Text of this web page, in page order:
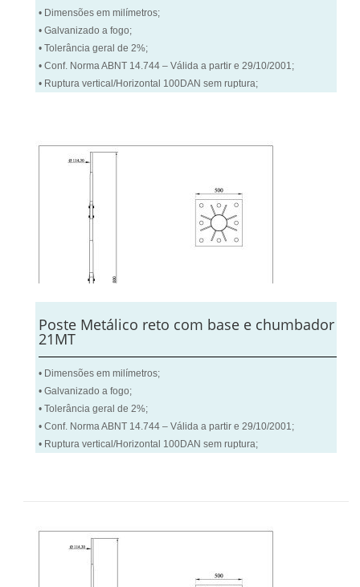
• Dimensões em milímetros;
• Galvanizado a fogo;
• Tolerância geral de 2%;
• Conf. Norma ABNT 14.744 – Válida a partir e 29/10/2001;
• Ruptura vertical/Horizontal 100DAN sem ruptura;
Poste Metálico reto com base e chumbador
21MT
• Dimensões em milímetros;
• Galvanizado a fogo;
• Tolerância geral de 2%;
• Conf. Norma ABNT 14.744 – Válida a partir e 29/10/2001;
• Ruptura vertical/Horizontal 100DAN sem ruptura;